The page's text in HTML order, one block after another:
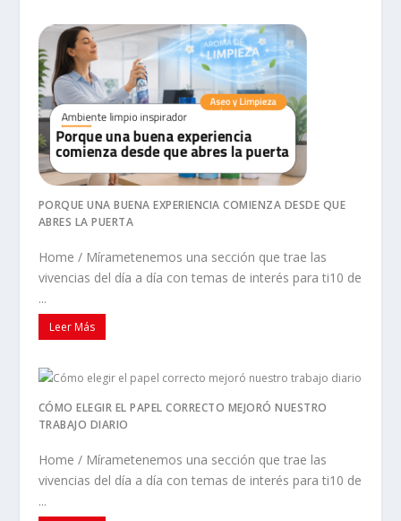
PORQUE UNA BUENA EXPERIENCIA COMIENZA DESDE QUE
ABRES LA PUERTA
Home / Mírametenemos una sección que trae las
vivencias del día a día con temas de interés para ti10 de
...
Leer Más
CÓMO ELEGIR EL PAPEL CORRECTO MEJORÓ NUESTRO
TRABAJO DIARIO
Home / Mírametenemos una sección que trae las
vivencias del día a día con temas de interés para ti10 de
...